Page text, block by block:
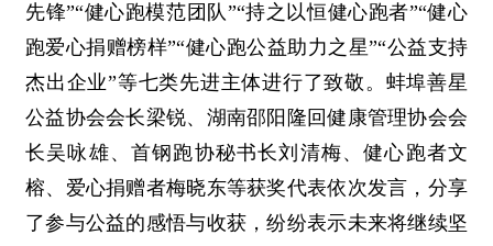
先锋”“健心跑模范团队”“持之以恒健心跑者”“健心
跑爱心捐赠榜样”“健心跑公益助力之星”“公益支持
杰出企业”等七类先进主体进行了致敬。蚌埠善星
公益协会会长梁锐、湖南邵阳隆回健康管理协会会
长吴咏雄、首钢跑协秘书长刘清梅、健心跑者文
榕、爱心捐赠者梅晓东等获奖代表依次发言，分享
了参与公益的感悟与收获，纷纷表示未来将继续坚